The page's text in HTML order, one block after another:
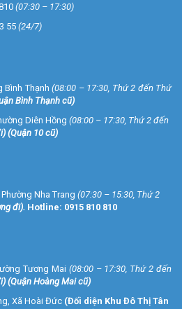
(07:30 – 17:30)
55 (24/7)
Bình Thạnh (08:00 – 17:30, Thứ 2 đến Thứ
Bình Thạnh cũ)
Diên Hồng (08:00 – 17:30, Thứ 2 đến
) (Quận 10 cũ)
Nha Trang (07:30 – 15:30, Thứ 2
đi). Hotline: 0915 810 810
Tương Mai (08:00 – 17:30, Thứ 2 đến
) (Quận Hoàng Mai cũ)
Xã Hoài Đức (Đối diện Khu Đô Thị Tân